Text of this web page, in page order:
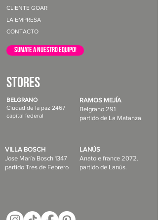
CLIENTE GOAR
LA EMPRESA
CONTACTO
sumate a nuestro equipo!
STORES
BELGRANO
Ciudad de la paz 2467
capital federal
RAMOS MEJÍA
Belgrano 291
partido de La Matanza
VILLA BOSCH
Jose María Bosch 1347
partido Tres de Febrero
LANÚS
Anatole france 2072.
partido de Lanús.